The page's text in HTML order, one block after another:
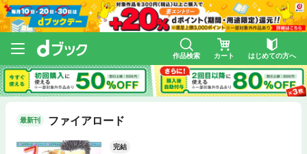
作品検索 カート はじめての方へ
最新刊 ファイアロード
完結